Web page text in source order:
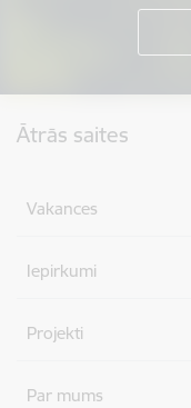
Ātrās saites
Vakances
Iepirkumi
Projekti
Par mums